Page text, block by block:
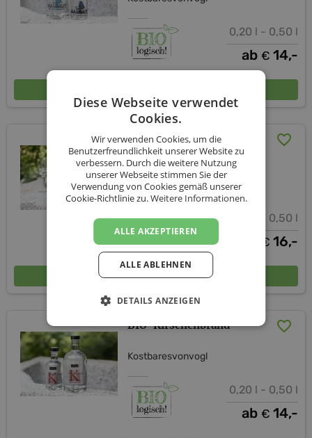
0,20 l - 0,50 l
ab € 14,-
BIO-Mispelbrand
"MIRIAM"
Kostbaresvonvogl
0,20 l - 0,50 l
€ 16,-
In den Warenkorb
BIO-Kirschenbrand
Kostbaresvonvogl
0,20 l - 0,50 l
ab € 14,-
Diese Webseite verwendet
Cookies.
Wir verwenden Cookies, um die
Benutzerfreundlichkeit unserer Website zu
verbessern. Durch die weitere Nutzung
unserer Webseite stimmen Sie der
Verwendung von Cookies gemäß unserer
Cookie-Richtlinie zu.Weitere Informationen.
ALLE AKZEPTIEREN
ALLE ABLEHNEN
DETAILS ANZEIGEN